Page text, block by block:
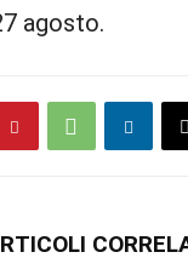
agosto.